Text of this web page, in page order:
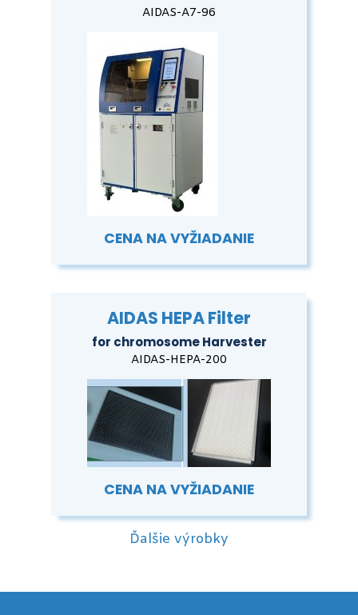
AIDAS-A7-96
CENA NA VYŽIADANIE
AIDAS HEPA Filter
for chromosome Harvester
AIDAS-HEPA-200
CENA NA VYŽIADANIE
Ďalšie výrobky